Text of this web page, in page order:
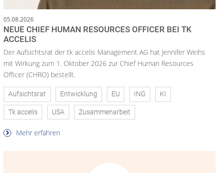
05.08.2026
NEUE CHIEF HUMAN RESOURCES OFFICER BEI TK
ACCELIS
Der Aufsichtsrat der tk accelis Management AG hat Jennifer Weihs
mit Wirkung zum 1. Oktober 2026 zur Chief Human Resources
Officer (CHRO) bestellt.
Aufsichtsrat Entwicklung EU ING KI
Tk accelis USA Zusammenarbeit
Mehr erfahren